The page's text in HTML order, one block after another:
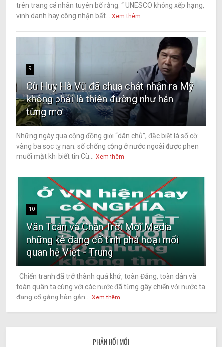
trên trang cá nhân tuyên bố rằng: “ UNESCO không xếp hạng,
vinh danh hay công nhận bất...
Xem thêm
9
Cù Huy Hà Vũ đã chua chát nhận ra Mỹ
không phải là thiên đường như hắn
từng mơ
Những ngày qua cộng đồng giới “dân chủ”, đặc biệt là số cờ
vàng ba sọc tỵ nạn, số chống cộng ở nước ngoài được phen
muối mặt khi biết tin Cù...
Xem thêm
10
Văn Toàn và Chân Trời Mới Media
những kẻ đang cố tình phá hoại mối
quan hệ Việt - Trung
Chiến tranh đã trở thành quá khứ, toàn Đảng, toàn dân và
toàn quân ta cùng với các nước đã từng gây chiến với nước ta
đang cố gắng hàn gắn...
Xem thêm
PHẢN HỒI MỚI